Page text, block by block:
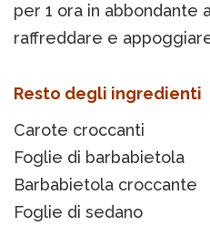
per 1 ora in abbondante
raffreddare e
Resto degli ingredienti
Carote croccanti
Foglie di barbabietola
Barbabietola croccante
Foglie di sedano